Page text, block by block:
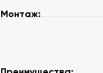
Монтаж: